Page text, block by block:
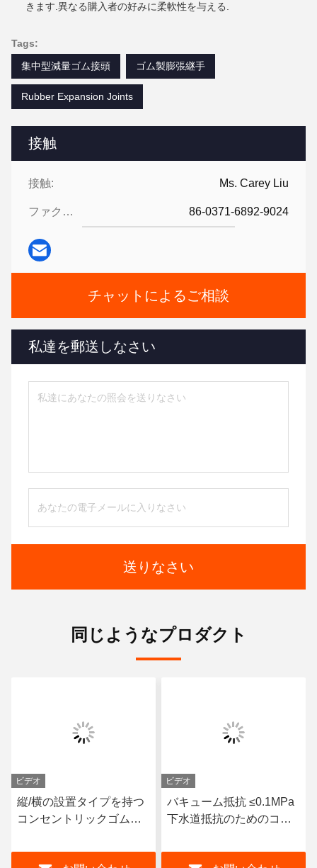
接触
接触: Ms. Carey Liu
ファクシミリ: 86-0371-6892-9024
チャットによるご相談
私達を郵送しなさい
送りなさい
きます.異なる購入者の好みに柔軟性を与える.
Tags:
集中型減量ゴム接頭
ゴム製膨張継手
Rubber Expansion Joints
同じようなプロダクト
ビデオ
縦/横の設置タイプを持つ
コンセントリックゴムジ
れた図面
ビデオ
バキューム抵抗 ≤0.1MPa
下水道抵抗のためのコン
クタ